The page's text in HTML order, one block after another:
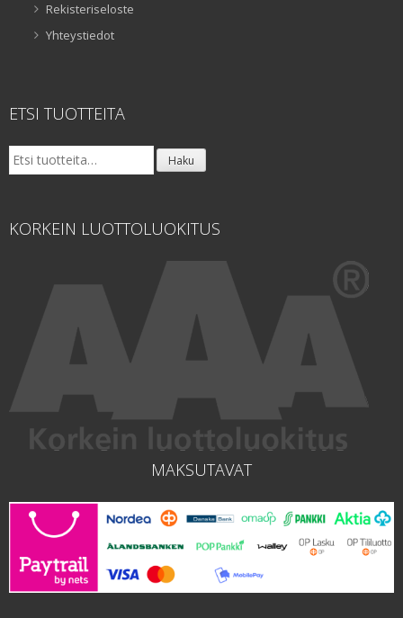
Rekisteriseloste
Yhteystiedot
ETSI TUOTTEITA
Etsi: Haku
KORKEIN LUOTTOLUOKITUS
MAKSUTAVAT